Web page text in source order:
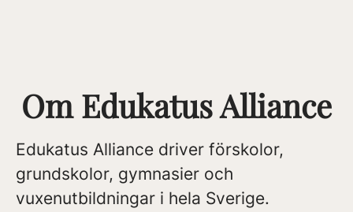
Om Edukatus Alliance
Edukatus Alliance driver förskolor,
grundskolor, gymnasier och
vuxenutbildningar i hela Sverige.